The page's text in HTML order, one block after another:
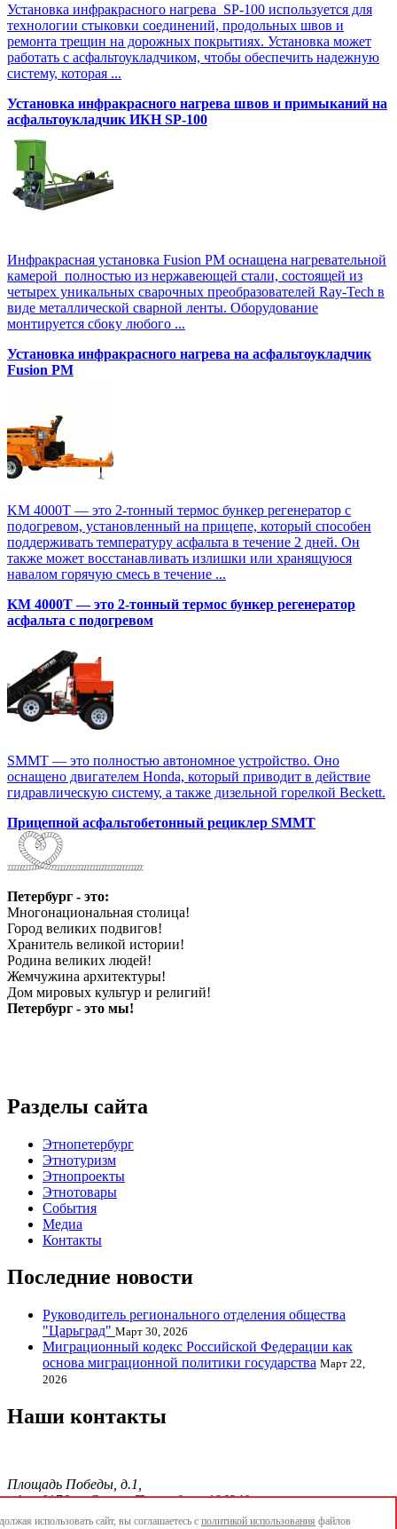
Установка инфракрасного нагрева SP-100 используется для
технологии стыковки соединений, продольных швов и
ремонта трещин на дорожных покрытиях. Установка может
работать с асфальтоукладчиком, чтобы обеспечить надежную
систему, которая ...
Установка инфракрасного нагрева швов и примыканий на
асфальтоукладчик ИКН SP-100
Инфракрасная установка Fusion PM оснащена нагревательной
камерой полностью из нержавеющей стали, состоящей из
четырех уникальных сварочных преобразователей Ray-Tech в
виде металлической сварной ленты. Оборудование
монтируется сбоку любого ...
Установка инфракрасного нагрева на асфальтоукладчик
Fusion PM
KM 4000T — это 2-тонный термос бункер регенератор с
подогревом, установленный на прицепе, который способен
поддерживать температуру асфальта в течение 2 дней. Он
также может восстанавливать излишки или хранящуюся
навалом горячую смесь в течение ...
KM 4000T — это 2-тонный термос бункер регенератор
асфальта с подогревом
SMMT — это полностью автономное устройство. Оно
оснащено двигателем Honda, который приводит в действие
гидравлическую систему, а также дизельной горелкой Beckett.
Прицепной асфальтобетонный рециклер SMMT
Петербург - это:
Многонациональная столица!
Город великих подвигов!
Хранитель великой истории!
Родина великих людей!
Жемчужина архитектуры!
Дом мировых культур и религий!
Петербург - это мы!
Разделы сайта
Этнопетербург
Этнотуризм
Этнопроекты
Этнотовары
События
Медиа
Контакты
Последние новости
Руководитель регионального отделения общества
"Царьград" Март 30, 2026
Миграционный кодекс Российской Федерации как
основа миграционной политики государства Март 22,
2026
Наши контакты
Площадь Победы, д.1,
офис 0176, г. Санкт-Петербург, 196240
тел./факс.:+7 904 856-09-12;
использовать сайт, вы соглашаетесь с политикой использования файлов